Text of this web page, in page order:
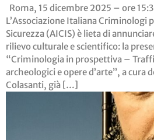
Roma, 15 dicembre 2025 – ore
L’Associazione Italiana Criminologi
Sicurezza (AICIS) è lieta di
rilievo culturale e scientifico: la
“Criminologia in prospettiva –
archeologici e opere d’arte”, a cura
Colasanti, già […]